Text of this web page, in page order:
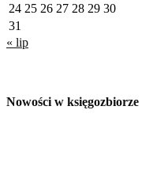
24 25 26 27 28 29 30
31
« lip
Nowości w księgozbiorze